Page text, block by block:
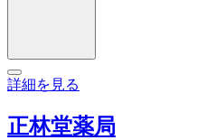
詳細を見る
正林堂薬局